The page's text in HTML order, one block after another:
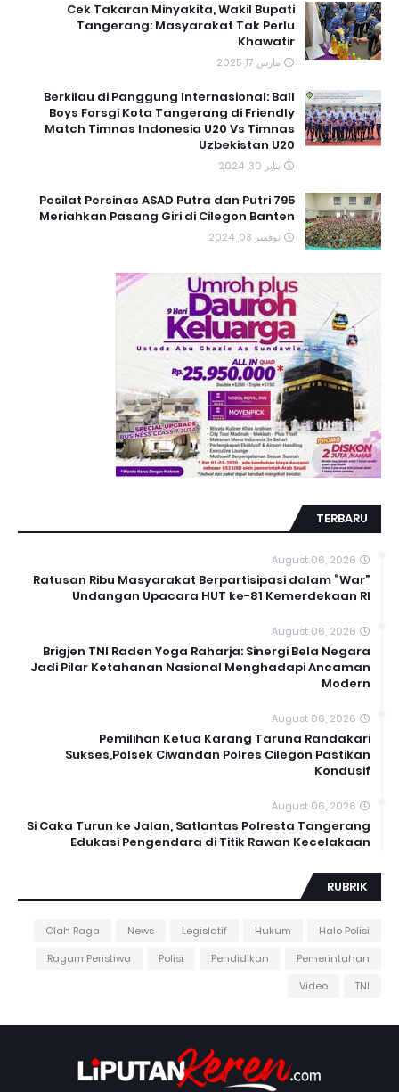
Cek Takaran Minyakita, Wakil Bupati
Tangerang: Masyarakat Tak Perlu
Khawatir
مارس 17, 2025
Berkilau di Panggung Internasional: Ball
Boys Forsgi Kota Tangerang di Friendly
Match Timnas Indonesia U20 Vs Timnas
Uzbekistan U20
يناير 30, 2024
795 Pesilat Persinas ASAD Putra dan Putri
Meriahkan Pasang Giri di Cilegon Banten
نوفمبر 03, 2024
TERBARU
August 06, 2026
Ratusan Ribu Masyarakat Berpartisipasi dalam “War”
Undangan Upacara HUT ke-81 Kemerdekaan RI
August 06, 2026
Brigjen TNI Raden Yoga Raharja: Sinergi Bela Negara
Jadi Pilar Ketahanan Nasional Menghadapi Ancaman
Modern
August 06, 2026
Pemilihan Ketua Karang Taruna Randakari
Sukses,Polsek Ciwandan Polres Cilegon Pastikan
Kondusif
August 06, 2026
Si Caka Turun ke Jalan, Satlantas Polresta Tangerang
Edukasi Pengendara di Titik Rawan Kecelakaan
RUBRIK
Halo Polisi
Hukum
Legislatif
News
Olah Raga
Pemerintahan
Pendidikan
Polisi
Ragam Peristiwa
TNI
Video